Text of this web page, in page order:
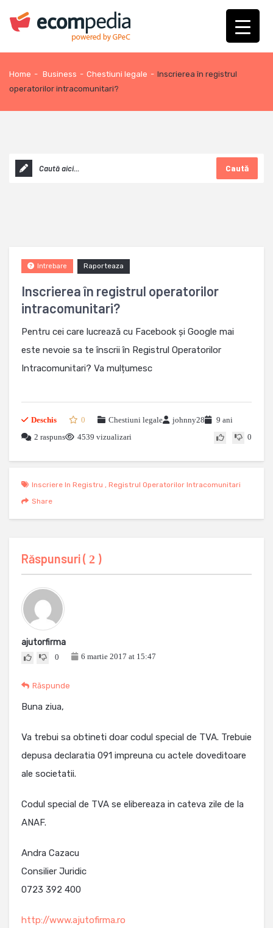
Home - Business - Chestiuni legale - Inscrierea în registrul
operatorilor intracomunitari?
Caută
Inscrierea în registrul operatorilor
intracomunitari?
Raporteaza
Intrebare
Pentru cei care lucrează cu Facebook și Google mai
este nevoie sa te înscrii în Registrul Operatorilor
Intracomunitari? Va mulțumesc
Deschis 0 Chestiuni legale johnny28
9 ani
2 raspuns
4539 vizualizari 0
Inscriere In Registru , Registrul Operatorilor Intracomunitari
Share
Răspunsuri ( 2 )
ajutorfirma
0 6 martie 2017 at 15:47
Răspunde
Buna ziua,
Va trebui sa obtineti doar codul special de TVA. Trebuie
depusa declaratia 091 impreuna cu actele doveditoare
ale societatii.
Codul special de TVA se elibereaza in cateva zile de la
ANAF.
Andra Cazacu
Consilier Juridic
0723 392 400
http://www.ajutofirma.ro